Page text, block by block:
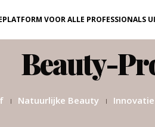
VOOR ALLE PROFESSIONALS
Beauty-
Natuurlijke Beauty